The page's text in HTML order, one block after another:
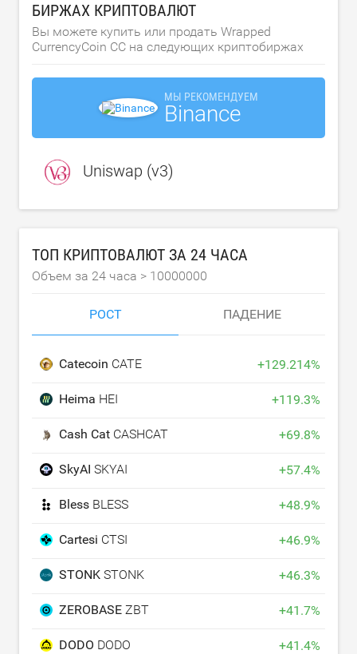
БИРЖАХ КРИПТОВАЛЮТ
Вы можете купить или продать Wrapped
CurrencyCoin CC на следующих криптобиржах
МЫ РЕКОМЕНДУЕМ
Binance
Uniswap (v3)
ТОП КРИПТОВАЛЮТ ЗА 24 ЧАСА
Объем за 24 часа > 10000000
РОСТ ПАДЕНИЕ
Catecoin CATE +129.214%
Heima HEI +119.3%
Cash Cat CASHCAT +69.8%
SkyAI SKYAI +57.4%
Bless BLESS +48.9%
Cartesi CTSI +46.9%
STONK STONK +46.3%
ZEROBASE ZBT +41.7%
DODO DODO +41.4%